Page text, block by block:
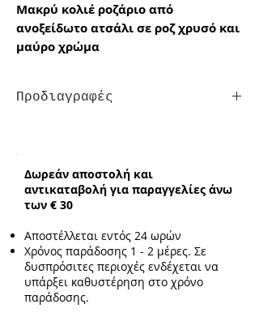
Μακρύ κολιέ ροζάριο από
ανοξείδωτο ατσάλι σε ροζ χρυσό και
μαύρο χρώμα
Προδιαγραφές
Δωρεάν αποστολή και
αντικαταβολή για παραγγελίες άνω
των € 30
Αποστέλλεται εντός 24 ωρών
Χρόνος παράδοσης 1 - 2 μέρες. Σε
δυσπρόσιτες περιοχές ενδέχεται να
υπάρξει καθυστέρηση στο χρόνο
παράδοσης.